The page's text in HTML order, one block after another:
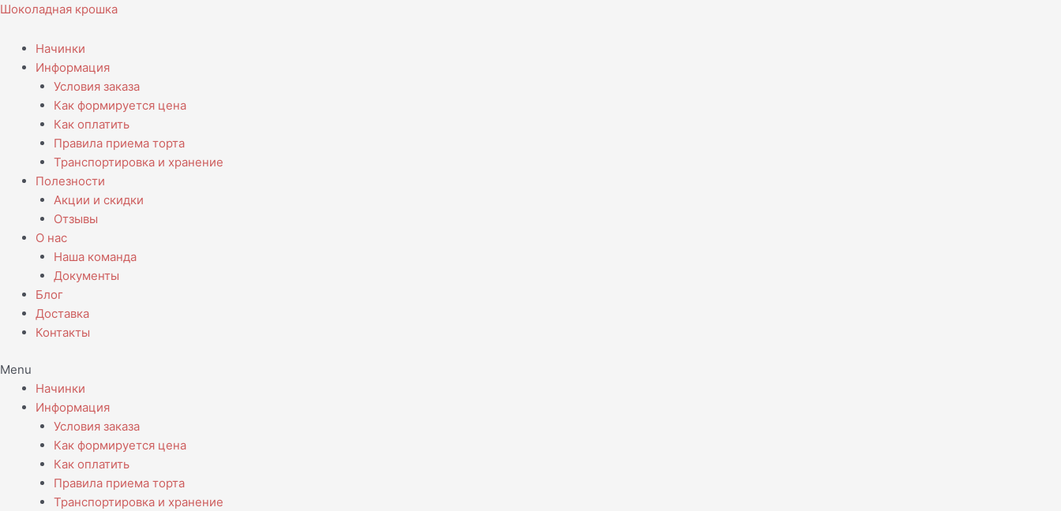
Перейти
содержимому
Шоколадная крошка
Начинки
Информация
Условия заказа
Как формируется цена
Как оплатить
Правила приема торта
Транспортировка и хранение
Полезности
Акции и скидки
Отзывы
О нас
Наша команда
Документы
Блог
Доставка
Контакты
Menu
Начинки
Информация
Условия заказа
Как формируется цена
Как оплатить
Правила приема торта
Транспортировка и хранение